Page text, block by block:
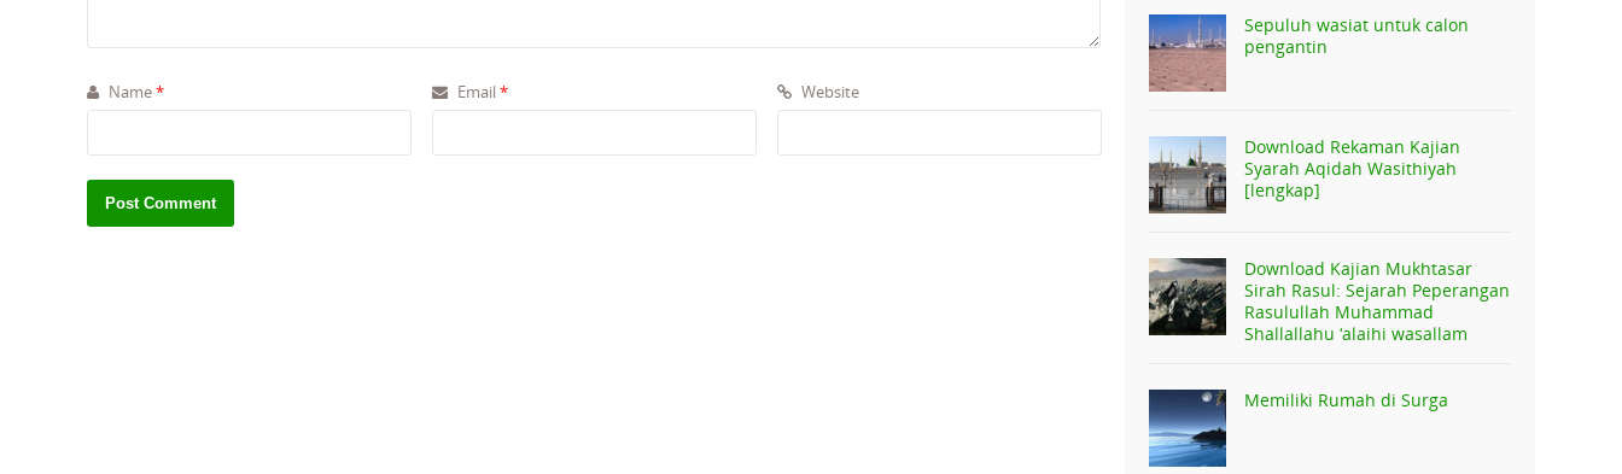
Name* Email * Website
Sepuluh wasiat untuk calon
pengantin
Download Rekaman Kajian
Syarah Aqidah Wasithiyah
[lengkap]
Download Kajian Mukhtasar
Sirah Rasul: Sejarah Peperangan
Rasulullah Muhammad
Shallallahu ‘alaihi wasallam
Memiliki Rumah di Surga